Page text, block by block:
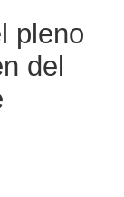
pleno
del